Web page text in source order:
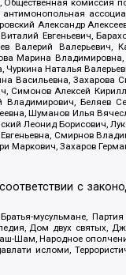
комиссия
Александр
Евгеньевич,
Валерий Валерьевич,
Марина
Наталья
Васильевна, Захарова
Симонов Алексей
Беляев
Шуманов Илья
Леонид Борисович,
Смирнов
Маркович, Захаров
с
мусульмане,
Дом двух
аш-Шам, Народное
исломи,